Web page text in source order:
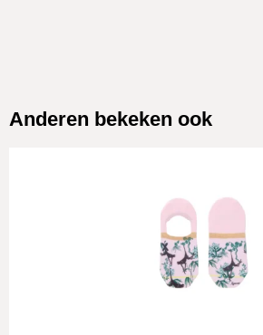
Anderen bekeken ook